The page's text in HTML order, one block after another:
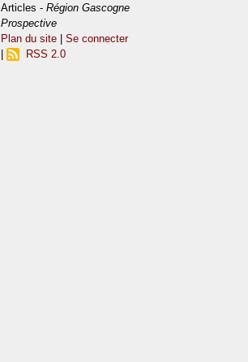
Articles -Région Gascogne
Prospective
Plan du site |Se connecter
RSS 2.0